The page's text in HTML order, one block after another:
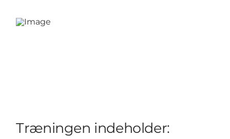
Træningen indeholder: